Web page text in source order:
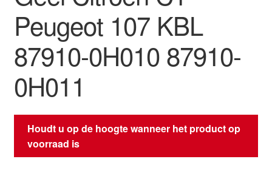
Peugeot 107 KBL
87910-0H010 87910-
0H011
Houdt u op de hoogte wanneer het product op
voorraad is